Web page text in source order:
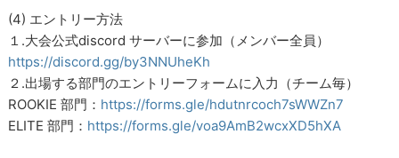
(4) エントリー方法
１.大会公式discord サーバーに参加（メンバー全員）
https://discord.gg/by3NNUheKh
２.出場する部門のエントリーフォームに入力（チーム毎）
ROOKIE 部門： https://forms.gle/hdutnrcoch7sWWZn7
ELITE 部門： https://forms.gle/voa9AmB2wcxXD5hXA